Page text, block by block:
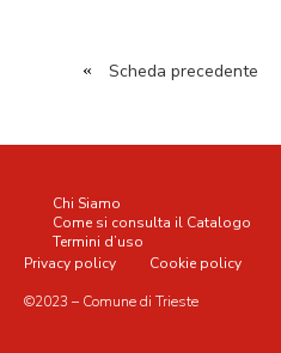
« Scheda precedente
©2023 – Comune di Trieste
Chi Siamo
Come si consulta il Catalogo
Termini d’uso
Privacy policy
Cookie policy